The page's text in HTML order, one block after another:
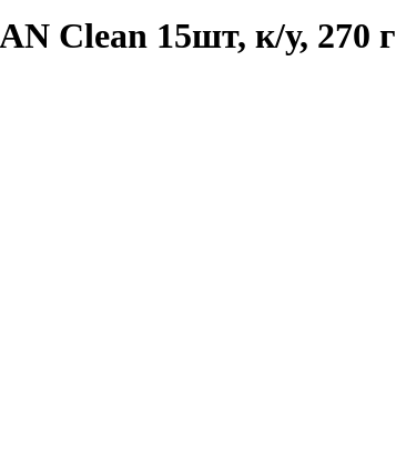
Clean 15шт, к/у, 270 г